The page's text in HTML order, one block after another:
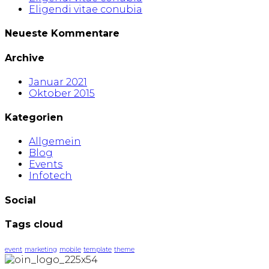
Eligendi vitae conubia
Neueste Kommentare
Archive
Januar 2021
Oktober 2015
Kategorien
Allgemein
Blog
Events
Infotech
Social
Tags cloud
event marketing mobile template theme